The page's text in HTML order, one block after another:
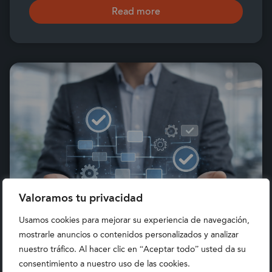
Valoramos tu privacidad
Usamos cookies para mejorar su experiencia de navegación,
mostrarle anuncios o contenidos personalizados y analizar
nuestro tráfico. Al hacer clic en “Aceptar todo” usted da su
consentimiento a nuestro uso de las cookies.
Read more